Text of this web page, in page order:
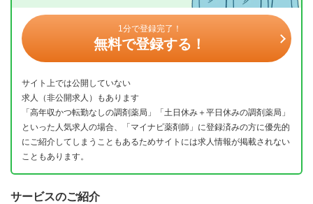
1分で登録完了！
無料で登録する！
サイト上では公開していない
求人（非公開求人）もあります
「高年収かつ転勤なしの調剤薬局」「土日休み＋平日休みの調剤薬局」
といった人気求人の場合、「マイナビ薬剤師」に登録済みの方に優先的
にご紹介してしまうこともあるためサイトには求人情報が掲載されない
こともあります。
サービスのご紹介